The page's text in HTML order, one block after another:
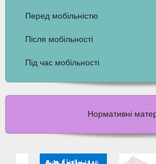
Перед мобільністю
Після мобільності
Під час мобільності
Нормативні